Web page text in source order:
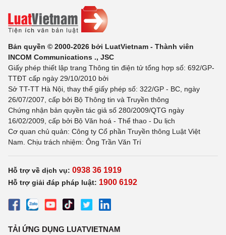
Bản quyền © 2000-2026 bởi LuatVietnam - Thành viên
INCOM Communications ., JSC
Giấy phép thiết lập trang Thông tin điện tử tổng hợp số: 692/GP-
TTĐT cấp ngày 29/10/2010 bởi
Sở TT-TT Hà Nội, thay thế giấy phép số: 322/GP - BC, ngày
26/07/2007, cấp bởi Bộ Thông tin và Truyền thông
Chứng nhận bản quyền tác giả số 280/2009/QTG ngày
16/02/2009, cấp bởi Bộ Văn hoá - Thể thao - Du lịch
Cơ quan chủ quản: Công ty Cổ phần Truyền thông Luật Việt
Nam. Chịu trách nhiệm: Ông Trần Văn Trí
Hỗ trợ về dịch vụ: 0938 36 1919
Hỗ trợ giải đáp pháp luật: 1900 6192
TẢI ỨNG DỤNG LUATVIETNAM